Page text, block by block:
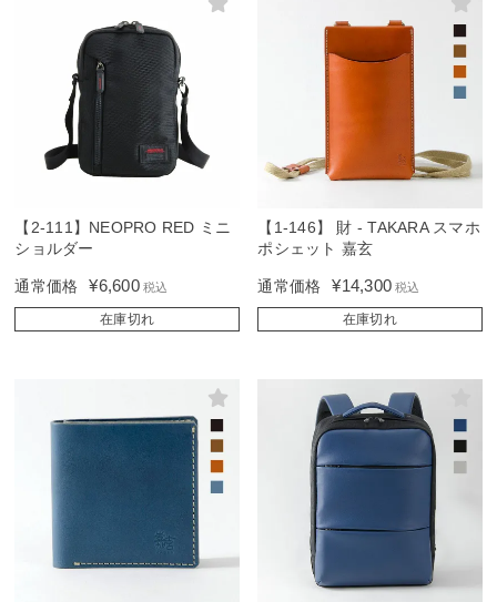
【2-111】NEOPRO RED ミニ
ショルダー
通常価格 ¥6,600 税込
在庫切れ
【1-146】 財 - TAKARA スマホ
ポシェット 嘉玄
通常価格 ¥14,300 税込
在庫切れ